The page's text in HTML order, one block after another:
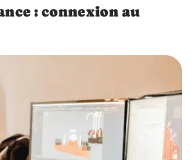
: connexion au